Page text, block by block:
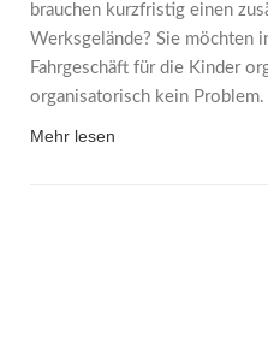
brauchen kurzfristig einen
Werksgelände? Sie möchten
Fahrgeschäft für die Kinder
organisatorisch kein
Mehr lesen